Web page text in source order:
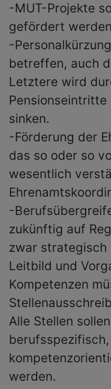
-MUT-Projekte
gefördert werden
-
betreffen, auch
Letztere wird
Pensionseintritte
sinken.
-Förderung der
das so oder so
wesentlich
-
zukünftig auf
zwar strategisch
Leitbild und
Kompetenzen
Alle Stellen
werden.